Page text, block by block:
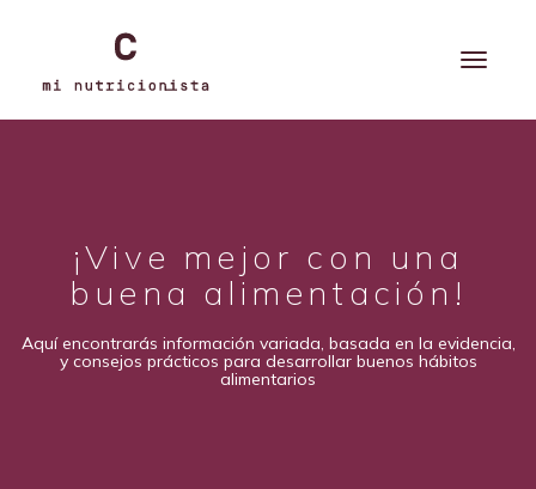
¡Vive mejor con una
buena alimentación!
Aquí encontrarás información variada, basada en la evidencia,
y consejos prácticos para desarrollar buenos hábitos
alimentarios